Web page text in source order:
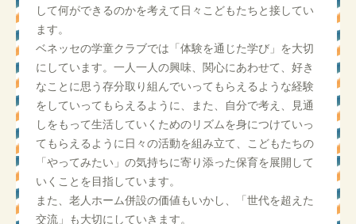
して何ができるのかを考えて日々こどもたちと接してい
ます。
ベネッセの学童クラブでは「体験を通じた学び」を大切
にしています。一人一人の興味、関心にあわせて、好き
なことに思う存分取り組んでいってもらえるような経験
をしていってもらえるように、また、自分で考え、見通
しをもって生活していくためのリズムを身につけていっ
てもらえるように日々の活動を組み立て、こどもたちの
「やってみたい」の気持ちに寄り添った保育を展開して
いくことを目指しています。
また、老人ホーム併設の価値もいかし、「世代を超えた
交流」も大切にしていきます。